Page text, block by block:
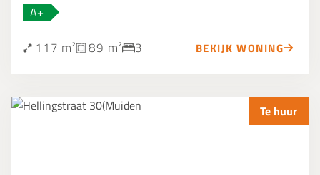
A+
117 m² 89 m² 3 BEKIJK WONING
Te huur